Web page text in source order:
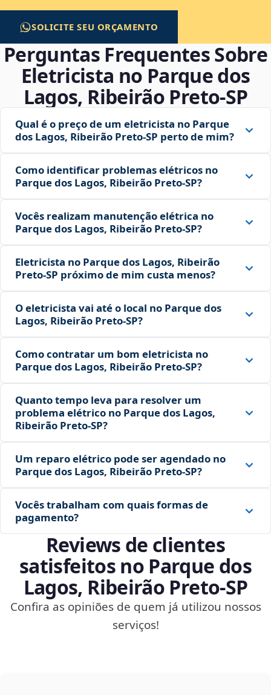
SOLICITE SEU ORÇAMENTO
Perguntas Frequentes Sobre
Eletricista no Parque dos
Lagos, Ribeirão Preto‑SP
Qual é o preço de um eletricista no Parque
dos Lagos, Ribeirão Preto‑SP perto de mim?
Como identificar problemas elétricos no
Parque dos Lagos, Ribeirão Preto‑SP?
Vocês realizam manutenção elétrica no
Parque dos Lagos, Ribeirão Preto‑SP?
Eletricista no Parque dos Lagos, Ribeirão
Preto‑SP próximo de mim custa menos?
O eletricista vai até o local no Parque dos
Lagos, Ribeirão Preto‑SP?
Como contratar um bom eletricista no
Parque dos Lagos, Ribeirão Preto‑SP?
Quanto tempo leva para resolver um
problema elétrico no Parque dos Lagos,
Ribeirão Preto‑SP?
Um reparo elétrico pode ser agendado no
Parque dos Lagos, Ribeirão Preto‑SP?
Vocês trabalham com quais formas de
pagamento?
Reviews de clientes
satisfeitos no Parque dos
Lagos, Ribeirão Preto‑SP
Confira as opiniões de quem já utilizou nossos
serviços!